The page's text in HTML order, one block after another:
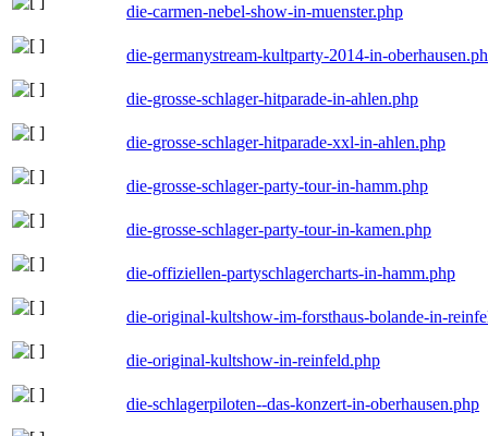
die-carmen-nebel-show-in-muenster.php
die-germanystream-kultparty-2014-in-
die-grosse-schlager-hitparade-in-ahlen.php
die-grosse-schlager-hitparade-xxl-in-ahlen.php
die-grosse-schlager-party-tour-in-hamm.php
die-grosse-schlager-party-tour-in-kamen.php
die-offiziellen-partyschlagercharts-in-hamm.php
die-original-kultshow-im-forsthaus-bolande-in-
die-original-kultshow-in-reinfeld.php
die-schlagerpiloten--das-konzert-in-oberhausen.php